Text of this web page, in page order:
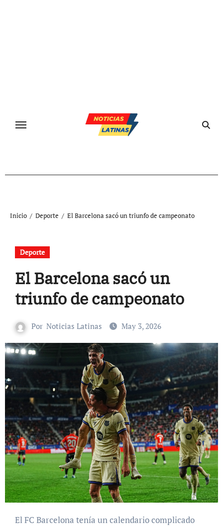
Inicio Deporte El Barcelona sacó un triunfo de campeonato
Deporte
El Barcelona sacó un
triunfo de campeonato
Por Noticias Latinas May 3, 2026
El FC Barcelona tenía un calendario complicado